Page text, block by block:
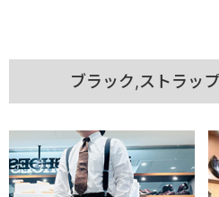
ブラック,ストラッ